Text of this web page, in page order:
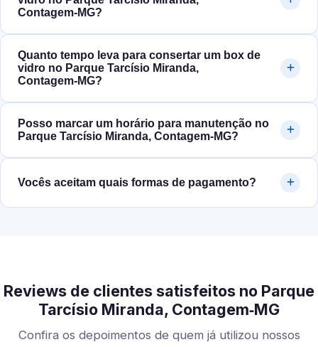
Contagem‑MG?
Quanto tempo leva para consertar um box de
vidro no Parque Tarcísio Miranda,
Contagem‑MG?
Posso marcar um horário para manutenção no
Parque Tarcísio Miranda, Contagem‑MG?
Vocês aceitam quais formas de pagamento?
Reviews de clientes satisfeitos no Parque
Tarcísio Miranda, Contagem‑MG
Confira os depoimentos de quem já utilizou nossos